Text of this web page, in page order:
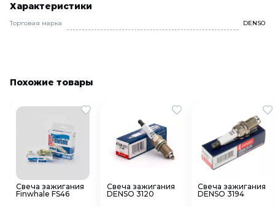
Характеристики
Торговая марка DENSO
Похожие товары
Свеча зажигания
Finwhale FS46
Свеча зажигания
DENSO 3120
Свеча зажигания
DENSO 3194